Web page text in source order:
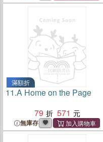
滿額折
11.A Home on the Page
79
571
無庫存